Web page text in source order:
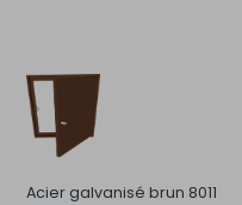
Acier galvanisé brun 8011